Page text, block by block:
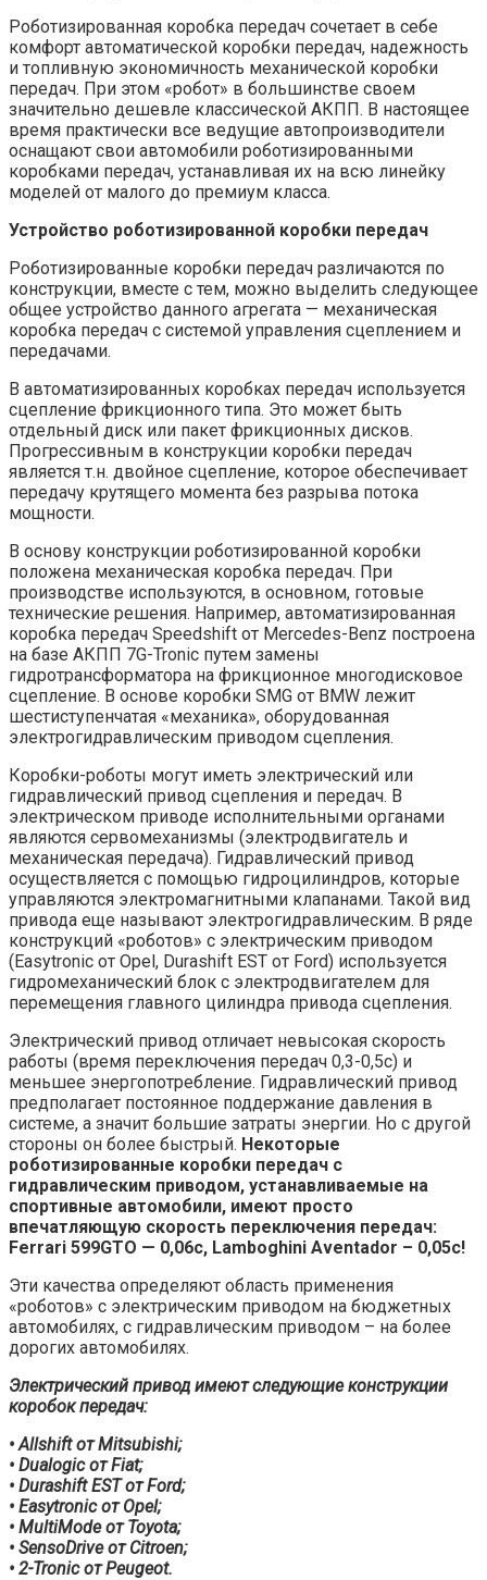
Роботизированная коробка передач сочетает в себе
комфорт автоматической коробки передач, надежность
и топливную экономичность механической коробки
передач. При этом «робот» в большинстве своем
значительно дешевле классической АКПП. В настоящее
время практически все ведущие автопроизводители
оснащают свои автомобили роботизированными
коробками передач, устанавливая их на всю линейку
моделей от малого до премиум класса.
Устройство роботизированной коробки передач
Роботизированные коробки передач различаются по
конструкции, вместе с тем, можно выделить следующее
общее устройство данного агрегата — механическая
коробка передач с системой управления сцеплением и
передачами.
В автоматизированных коробках передач используется
сцепление фрикционного типа. Это может быть
отдельный диск или пакет фрикционных дисков.
Прогрессивным в конструкции коробки передач
является т.н. двойное сцепление, которое обеспечивает
передачу крутящего момента без разрыва потока
мощности.
В основу конструкции роботизированной коробки
положена механическая коробка передач. При
производстве используются, в основном, готовые
технические решения. Например, автоматизированная
коробка передач Speedshift от Mercedes-Benz построена
на базе АКПП 7G-Tronic путем замены
гидротрансформатора на фрикционное многодисковое
сцепление. В основе коробки SMG от BMW лежит
шестиступенчатая «механика», оборудованная
электрогидравлическим приводом сцепления.
Коробки-роботы могут иметь электрический или
гидравлический привод сцепления и передач. В
электрическом приводе исполнительными органами
являются сервомеханизмы (электродвигатель и
механическая передача). Гидравлический привод
осуществляется с помощью гидроцилиндров, которые
управляются электромагнитными клапанами. Такой вид
привода еще называют электрогидравлическим. В ряде
конструкций «роботов» с электрическим приводом
(Easytronic от Opel, Durashift EST от Ford) используется
гидромеханический блок с электродвигателем для
перемещения главного цилиндра привода сцепления.
Электрический привод отличает невысокая скорость
работы (время переключения передач 0,3-0,5с) и
меньшее энергопотребление. Гидравлический привод
предполагает постоянное поддержание давления в
системе, а значит большие затраты энергии. Но с другой
стороны он более быстрый. Некоторые
роботизированные коробки передач с
гидравлическим приводом, устанавливаемые на
спортивные автомобили, имеют просто
впечатляющую скорость переключения передач:
Ferrari 599GTO — 0,06c, Lamboghini Aventador – 0,05c!
Эти качества определяют область применения
«роботов» с электрическим приводом на бюджетных
автомобилях, с гидравлическим приводом – на более
дорогих автомобилях.
Электрический привод имеют следующие конструкции
коробок передач:
• Allshift от Mitsubishi;
• Dualogic от Fiat;
• Durashift EST от Ford;
• Easytronic от Opel;
• MultiMode от Toyota;
• SensoDrive от Citroen;
• 2-Tronic от Peugeot.